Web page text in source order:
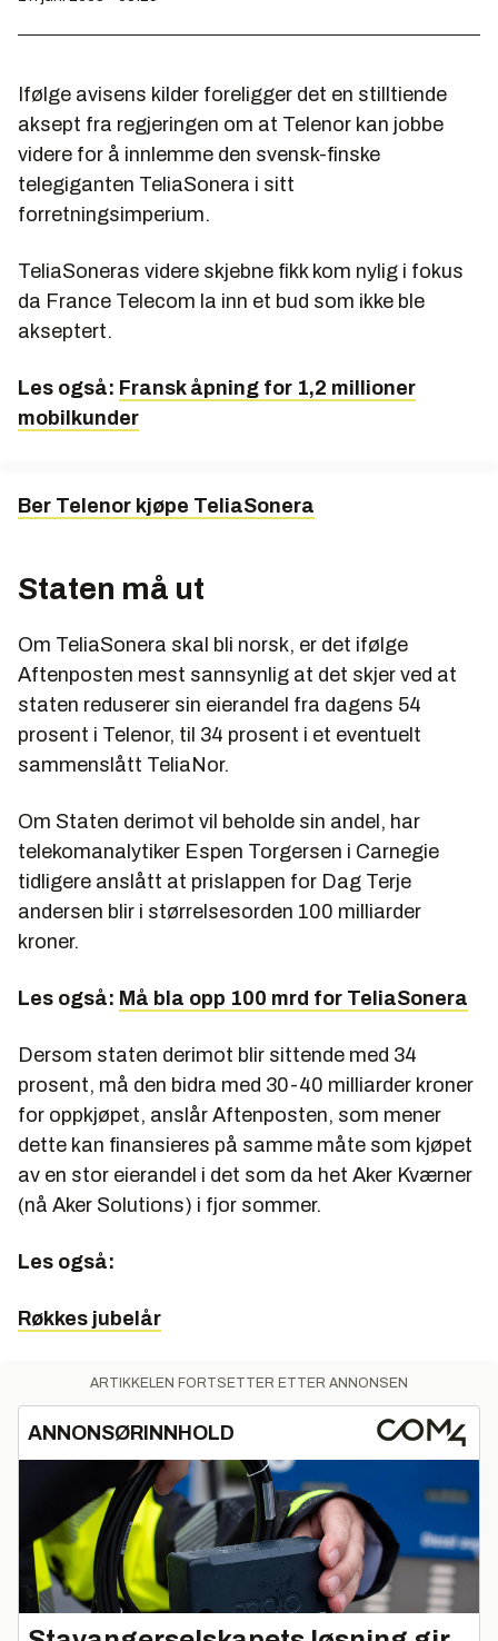
Ifølge avisens kilder foreligger det en stilltiende
aksept fra regjeringen om at Telenor kan jobbe
videre for å innlemme den svensk-finske
telegiganten TeliaSonera i sitt
forretningsimperium.
TeliaSoneras videre skjebne fikk kom nylig i fokus
da France Telecom la inn et bud som ikke ble
akseptert.
Les også: Fransk åpning for 1,2 millioner
mobilkunder
Ber Telenor kjøpe TeliaSonera
Staten må ut
Om TeliaSonera skal bli norsk, er det ifølge
Aftenposten mest sannsynlig at det skjer ved at
staten reduserer sin eierandel fra dagens 54
prosent i Telenor, til 34 prosent i et eventuelt
sammenslått TeliaNor.
Om Staten derimot vil beholde sin andel, har
telekomanalytiker Espen Torgersen i Carnegie
tidligere anslått at prislappen for Dag Terje
andersen blir i størrelsesorden 100 milliarder
kroner.
Les også: Må bla opp 100 mrd for TeliaSonera
Dersom staten derimot blir sittende med 34
prosent, må den bidra med 30-40 milliarder kroner
for oppkjøpet, anslår Aftenposten, som mener
dette kan finansieres på samme måte som kjøpet
av en stor eierandel i det som da het Aker Kværner
(nå Aker Solutions) i fjor sommer.
Les også:
Røkkes jubelår
ARTIKKELEN FORTSETTER ETTER ANNONSEN
ANNONSØRINNHOLD